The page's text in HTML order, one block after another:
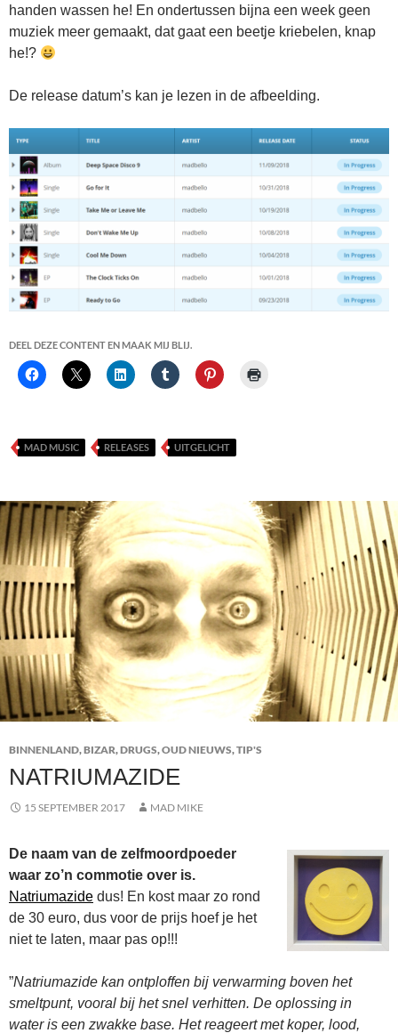
handen wassen he! En ondertussen bijna een week geen
muziek meer gemaakt, dat gaat een beetje kriebelen, knap
he!?
De release datum’s kan je lezen in de afbeelding.
DEEL DEZE CONTENT EN MAAK MIJ BLIJ.
MAD MUSIC RELEASES UITGELICHT
BINNENLAND,BIZAR,DRUGS,OUD NIEUWS,TIP'S
NATRIUMAZIDE
15 SEPTEMBER 2017 MAD MIKE
De naam van de zelfmoordpoeder
waar zo’n commotie over is.
Natriumazide dus! En kost maar zo rond
de 30 euro, dus voor de prijs hoef je het
niet te laten, maar pas op!!!
”Natriumazide kan ontploffen bij verwarming boven het
smeltpunt, vooral bij het snel verhitten. De oplossing in
water is een zwakke base. Het reageert met koper, lood,